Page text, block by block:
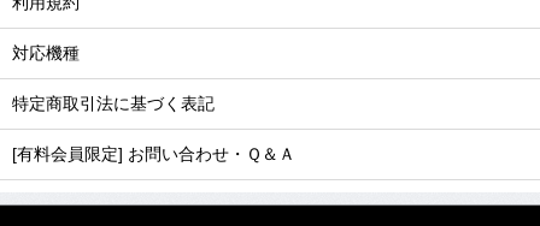
対応機種
特定商取引法に基づく表記
[有料会員限定] お問い合わせ・Ｑ＆Ａ